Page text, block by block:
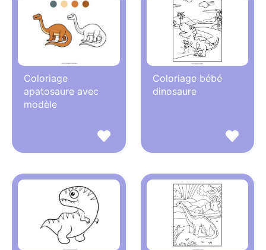
Coloriage
apatosaure avec
modèle
Coloriage bébé
dinosaure